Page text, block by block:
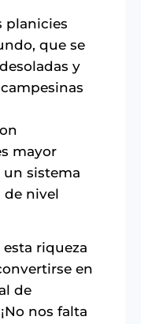
planicies
que se
y
mayor
un sistema
nivel
riqueza
en
de
nos falta